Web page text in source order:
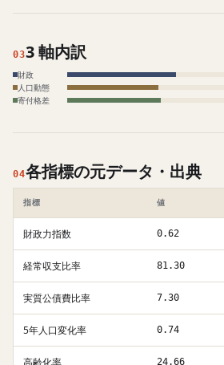
033 軸内訳
財政
人口動態
寄付格差
04各指標の元データ・出典
指標 値
財政力指数 0.62
経常収支比率 81.30
実質公債費比率 7.30
5年人口変化率 0.74
高齢化率 24.66